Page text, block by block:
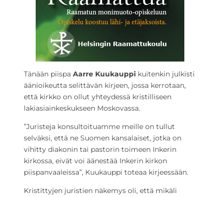
Tänään piispa Aarre Kuukauppi kuitenkin julkisti
äänioikeutta selittävän kirjeen, jossa kerrotaan,
että kirkko on ollut yhteydessä kristilliseen
lakiasiainkeskukseen Moskovassa.
”Juristeja konsultoituamme meille on tullut
selväksi, että ne Suomen kansalaiset, jotka on
vihitty diakonin tai pastorin toimeen Inkerin
kirkossa, eivät voi äänestää Inkerin kirkon
piispanvaaleissa”, Kuukauppi toteaa kirjeessään.
Kristittyjen juristien näkemys oli, että mikäli